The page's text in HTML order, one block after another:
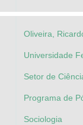
Oliveira,
Universidade
Setor de
Programa de
Sociologia